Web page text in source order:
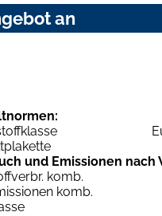
an
und Emissionen nach
komb.
komb.